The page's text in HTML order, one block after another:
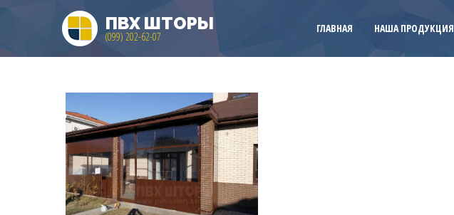
ПВХ ШТОРЫ
(099) 202-62-07
ГЛАВНАЯ НАША ПРОДУКЦИЯ